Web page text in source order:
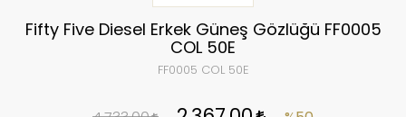
Fifty Five Diesel Erkek Güneş Gözlüğü FF0005
COL 50E
FF0005 COL 50E